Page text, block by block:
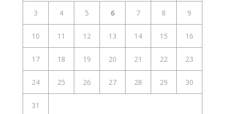
3 4 5 6 7 8 9
10 11 12 13 14 15 16
17 18 19 20 21 22 23
24 25 26 27 28 29 30
31